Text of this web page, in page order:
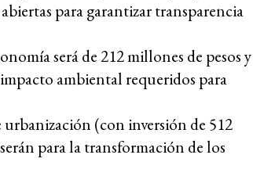
para garantizar transparencia
será de 212 millones de pesos y
ambiental requeridos para
(con inversión de 512
para la transformación de los